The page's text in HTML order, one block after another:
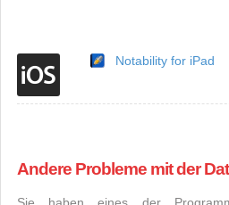
Notability for iPad
Andere Probleme mit der